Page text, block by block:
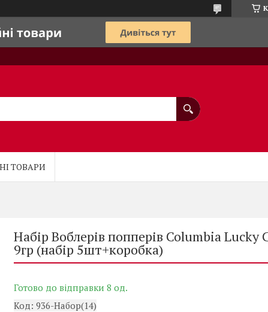
ТОВАРИ
Набір Воблерів попперів Columbia
9гр (набір 5шт+коробка)
Готово до відправки 8 од.
Код: 936-Набор(14)